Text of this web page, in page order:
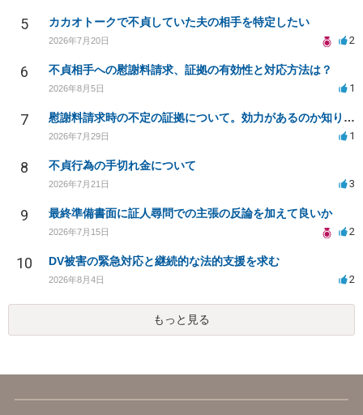
5 カカオトークで不貞していた夫の相手を特定したい
2026年7月20日 2
6 不貞相手への慰謝料請求、証拠の有効性と対応方法は？
2026年8月5日 1
7 慰謝料請求時の不定の証拠について。効力があるのか知りたい。
2026年7月29日 1
8 不貞行為の手切れ金について
2026年7月21日 3
9 最終準備書面に証人尋問での主張の反論を加えて良いか
2026年7月15日 2
10 DV被害の緊急対応と継続的な法的支援を求む
2026年8月4日 2
もっと見る